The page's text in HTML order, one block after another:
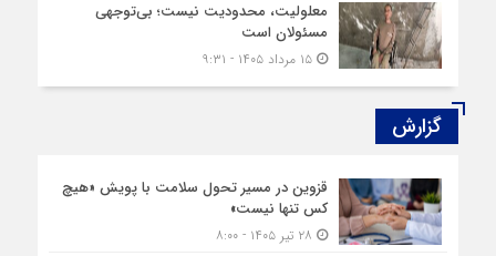
معلولیت، محدودیت نیست؛ بی‌توجهی
مسئولان است
۱۵ مرداد ۱۴۰۵ - ۹:۳۱
گزارش‌
قزوین در مسیر تحول سلامت با پویش «هیچ‌
کس تنها نیست»